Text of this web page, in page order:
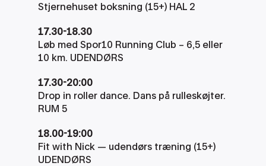
Stjernehuset boksning (15+) HAL 2
17.30-18.30
Løb med Spor10 Running Club – 6,5 eller
10 km. UDENDØRS
17.30-20:00
Drop in roller dance. Dans på rulleskøjter.
RUM 5
18.00-19:00
Fit with Nick — udendørs træning (15+)
UDENDØRS